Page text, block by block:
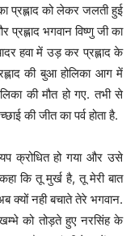
प्रह्लाद को लेकर जलती हुई
भगवान विष्णु जी का
हवा में उड़ कर प्रह्लाद के
की बुआ होलिका आग में
की मौत हो गए. तभी से
की जीत का पर्व होता है.
क्रोधित हो गया और उसे
कि तू मुर्ख है, तू मेरी बात
क्यों नही बचाते तेरे भगवान.
को तोड़ते हुए नरसिंह के